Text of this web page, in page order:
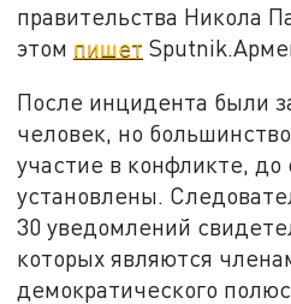
правительства Никола
этом пишет
После инцидента были
человек, но
участие в конфликте, до
установлены.
30 уведомлений
которых являются
демократического